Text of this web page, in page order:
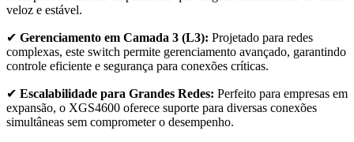
veloz e estável.
✔ Gerenciamento em Camada 3 (L3): Projetado para redes
complexas, este switch permite gerenciamento avançado, garantindo
controle eficiente e segurança para conexões críticas.
✔ Escalabilidade para Grandes Redes: Perfeito para empresas em
expansão, o XGS4600 oferece suporte para diversas conexões
simultâneas sem comprometer o desempenho.